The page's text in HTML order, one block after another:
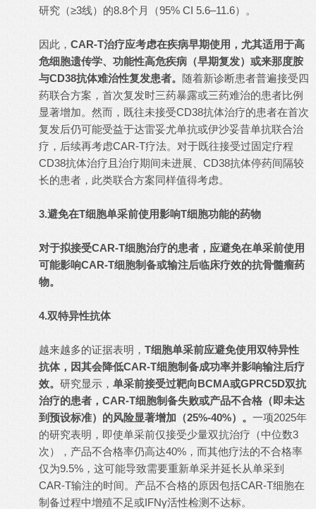
研究（≥3线）的8.8个月（95% CI 5.6–11.6）。
因此， CAR-T治疗应考虑在疾病早期使用，尤其适用于高
危细胞遗传学、功能性高危疾病（早期复发）或来那度胺
与CD38抗体难治性复发患者。 随着新诊断患者普遍接受四
药联合方案，首次复发时三药暴露或三药难治的患者比例
显著增加。然而，既往未接受CD38抗体治疗的患者在首次
复发后仍可能受益于达雷妥尤单抗或伊沙妥昔单抗联合治
疗，后续再考虑CAR-T疗法。对于既往接受过固定疗程
CD38抗体治疗且治疗期间未进展、CD38抗体停药间隔较
长的患者，此类联合方案同样值得考虑。
3.避免在T细胞单采前使用影响T细胞功能的药物
对于拟接受CAR-T细胞治疗的患者，应避免在单采前使用
可能影响CAR-T细胞制备或输注后临床疗效的抗骨髓瘤药
物。
4.双特异性抗体
越来越多的证据表明， T细胞单采前应避免使用双特异性
抗体，因其会降低CAR-T细胞制备成功率并影响输注后疗
效。 研究显示， 单采前接受过靶向BCMA或GPRC5D双抗
治疗的患者，CAR-T细胞制备失败或产品不合格（即未达
到预设标准）的风险显著增加（25%-40%）。 一项2025年
的研究表明，即使单采前仅接受少量双抗治疗（中位数3
次），产品不合格率仍高达40%，而其他疗法的不合格率
仅为9.5%，这可能导致需要重新单采并延长从单采到
CAR-T输注的时间。产品不合格的原因包括CAR-T细胞在
制备过程中增殖不足或IFNγ活性检测不达标。